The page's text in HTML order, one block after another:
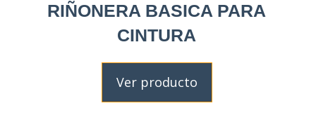
RIÑONERA BASICA PARA
CINTURA
Ver producto